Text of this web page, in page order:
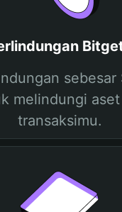
melindungi aset
transaksimu.